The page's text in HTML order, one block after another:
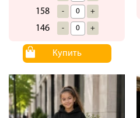
158 - +
146 - +
Купить